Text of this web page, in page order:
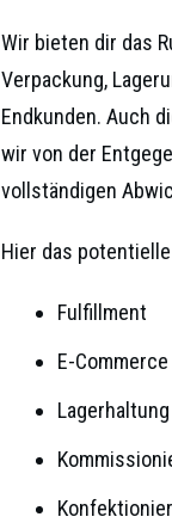
Wir bieten dir das
Verpackung,
Endkunden. Auch
wir von der
vollständigen
Hier das
Fulfillment
E-Commerce
Lagerhaltung